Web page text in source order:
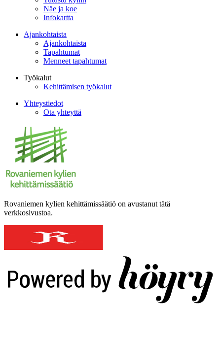
Näe ja koe
Infokartta
Ajankohtaista
Ajankohtaista
Tapahtumat
Menneet tapahtumat
Työkalut
Kehittämisen työkalut
Yhteystiedot
Ota yhteyttä
Rovaniemen kylien kehittämissäätiö on avustanut tätä
verkkosivustoa.